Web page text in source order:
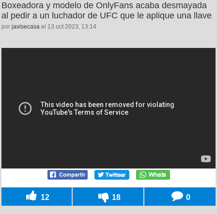
Boxeadora y modelo de OnlyFans acaba desmayada
al pedir a un luchador de UFC que le aplique una llave
por javisecasa el 13 oct 2023, 13:14
12 18 0